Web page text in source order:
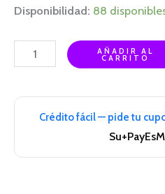
Disponibilidad: 88
AÑADIR AL
CARRITO
Crédito fácil — pide tu
Su+Pay